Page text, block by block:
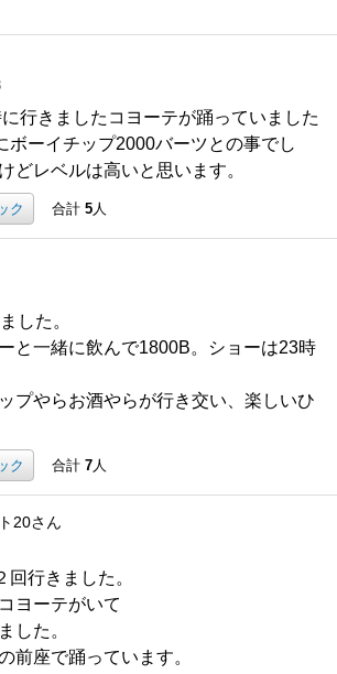
行きましたコヨーテが踊っていました
ボーイチップ2000バーツとの事でし
どレベルは高いと思います。
ク 合計 5人
した。
と一緒に飲んで1800B。ショーは23時
プやらお酒やらが行き交い、楽しいひ
ク 合計 7人
20さん
行きました。
ヨーテがいて
した。
前座で踊っています。